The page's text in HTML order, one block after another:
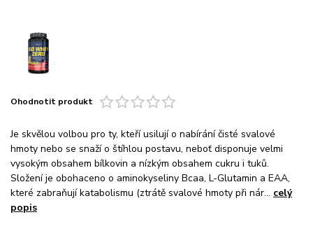
Ohodnotit produkt
Je skvělou volbou pro ty, kteří usilují o nabírání čisté svalové
hmoty nebo se snaží o štíhlou postavu, neboť disponuje velmi
vysokým obsahem bílkovin a nízkým obsahem cukru i tuků.
Složení je obohaceno o aminokyseliny Bcaa, L-Glutamin a EAA,
které zabraňují katabolismu (ztrátě svalové hmoty při nár... celý
popis